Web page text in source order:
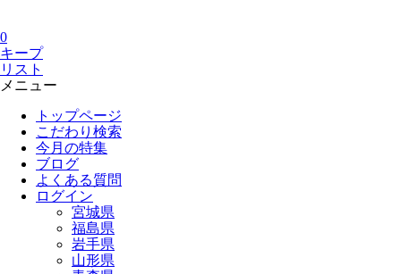
0
キープ
リスト
メニュー
トップページ
こだわり検索
今月の特集
ブログ
よくある質問
ログイン
宮城県
福島県
岩手県
山形県